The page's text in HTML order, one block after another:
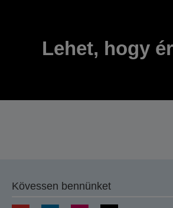
Lehet, hogy
Kövessen bennünket